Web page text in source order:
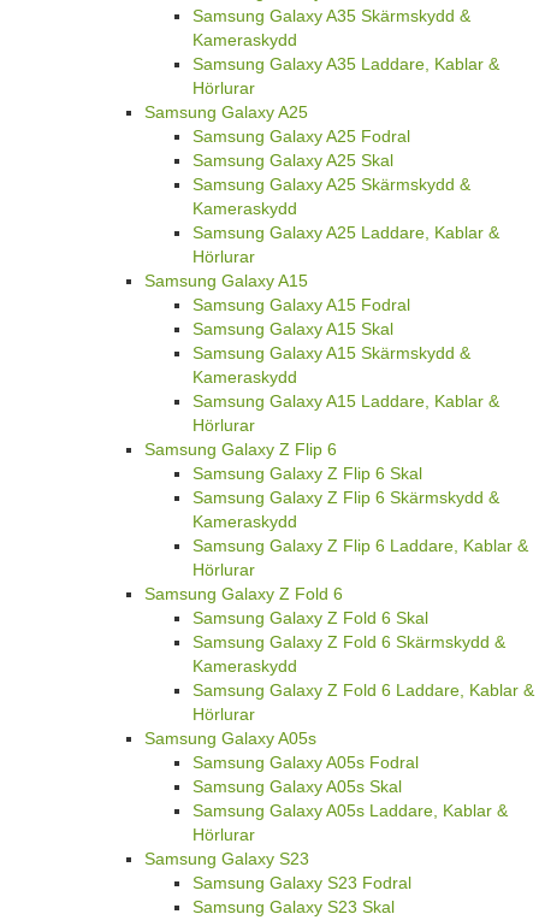
Samsung Galaxy A35 Skärmskydd &
Kameraskydd
Samsung Galaxy A35 Laddare, Kablar &
Hörlurar
Samsung Galaxy A25
Samsung Galaxy A25 Fodral
Samsung Galaxy A25 Skal
Samsung Galaxy A25 Skärmskydd &
Kameraskydd
Samsung Galaxy A25 Laddare, Kablar &
Hörlurar
Samsung Galaxy A15
Samsung Galaxy A15 Fodral
Samsung Galaxy A15 Skal
Samsung Galaxy A15 Skärmskydd &
Kameraskydd
Samsung Galaxy A15 Laddare, Kablar &
Hörlurar
Samsung Galaxy Z Flip 6
Samsung Galaxy Z Flip 6 Skal
Samsung Galaxy Z Flip 6 Skärmskydd &
Kameraskydd
Samsung Galaxy Z Flip 6 Laddare, Kablar &
Hörlurar
Samsung Galaxy Z Fold 6
Samsung Galaxy Z Fold 6 Skal
Samsung Galaxy Z Fold 6 Skärmskydd &
Kameraskydd
Samsung Galaxy Z Fold 6 Laddare, Kablar &
Hörlurar
Samsung Galaxy A05s
Samsung Galaxy A05s Fodral
Samsung Galaxy A05s Skal
Samsung Galaxy A05s Laddare, Kablar &
Hörlurar
Samsung Galaxy S23
Samsung Galaxy S23 Fodral
Samsung Galaxy S23 Skal